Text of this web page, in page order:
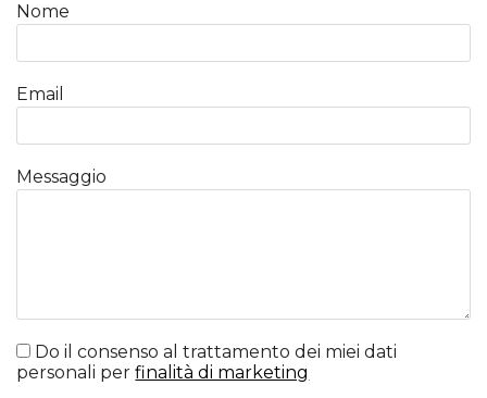
Nome
Email
Messaggio
Do il consenso al trattamento dei miei dati
personali perfinalità di marketing